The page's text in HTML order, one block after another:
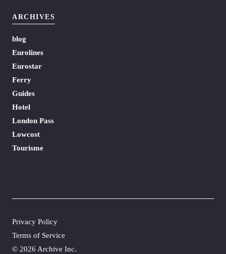
ARCHIVES
blog
Eurolines
Eurostar
Ferry
Guides
Hotel
London Pass
Lowcost
Tourisme
© 2026 Archive Inc.
Privacy Policy
Terms of Service